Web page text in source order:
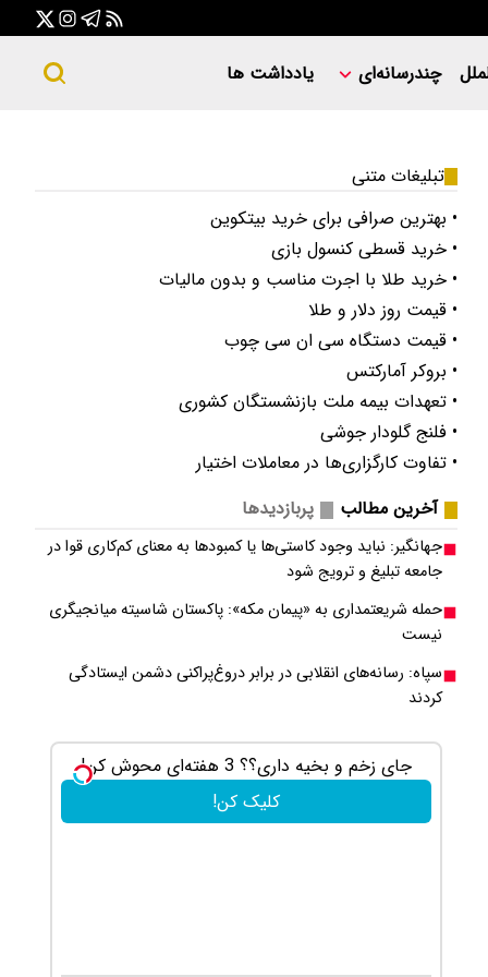
چندرسانه‌ای یادداشت ها
تبلیغات متنی
• بهترین صرافی برای خرید بیتکوین
• خرید قسطی کنسول بازی
• خرید طلا با اجرت مناسب و بدون مالیات
• قیمت روز دلار و طلا
• قیمت دستگاه سی ان سی چوب
• بروکر آمارکتس
• تعهدات بیمه ملت بازنشستگان کشوری
• فلنج گلودار جوشی
• تفاوت کارگزاری‌ها در معاملات اختیار
آخرین مطالب
پربازدیدها
جهانگیر: نباید وجود کاستی‌ها یا کمبودها به معنای کم‌کاری قوا در
جامعه تبلیغ و ترویج شود
حمله شریعتمداری به «پیمان مکه»: پاکستان شاسیته میانجیگری
نیست
سپاه: رسانه‌های انقلابی در برابر دروغ‌پراکنی دشمن ایستادگی
کردند
جای زخم و بخیه داری؟؟ 3 هفته‌ای محوش کن!
کلیک کن!